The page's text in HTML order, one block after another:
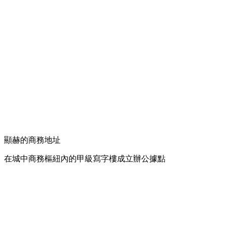
顯赫的商務地址
在城中商務樞紐內的甲級寫字樓成立辦公據點